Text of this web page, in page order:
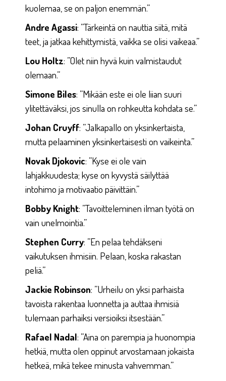
kuolemaa, se on paljon enemmän.”
Andre Agassi: ”Tärkeintä on nauttia siitä, mitä
teet, ja jatkaa kehittymistä, vaikka se olisi vaikeaa.”
Lou Holtz: ”Olet niin hyvä kuin valmistaudut
olemaan.”
Simone Biles: ”Mikään este ei ole liian suuri
ylitettäväksi, jos sinulla on rohkeutta kohdata se.”
Johan Cruyff: ”Jalkapallo on yksinkertaista,
mutta pelaaminen yksinkertaisesti on vaikeinta.”
Novak Djokovic: ”Kyse ei ole vain
lahjakkuudesta; kyse on kyvystä säilyttää
intohimo ja motivaatio päivittäin.”
Bobby Knight: ”Tavoitteleminen ilman työtä on
vain unelmointia.”
Stephen Curry: ”En pelaa tehdäkseni
vaikutuksen ihmisiin. Pelaan, koska rakastan
peliä.”
Jackie Robinson: ”Urheilu on yksi parhaista
tavoista rakentaa luonnetta ja auttaa ihmisiä
tulemaan parhaiksi versioiksi itsestään.”
Rafael Nadal: ”Aina on parempia ja huonompia
hetkiä, mutta olen oppinut arvostamaan jokaista
hetkeä, mikä tekee minusta vahvemman.”